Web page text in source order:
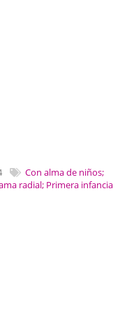
Con alma de niños;
radial; Primera infancia